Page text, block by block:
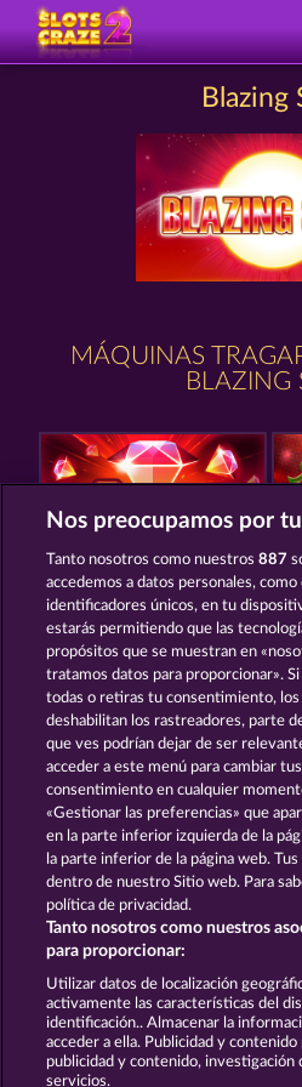
Blazing
MÁQUINAS
BLAZING
5 EMBER WILDS
ROYAL SEVEN
Términos y
Declaración de
Empresa
Enviar solicitud de
Nos preocupamos por
Tanto nosotros como nuestros887
accedemos a datos personales,
identificadores únicos, en tu
estarás permitiendo que las
propósitos que se muestran en
tratamos datos para proporcionar». Si
todas o retiras tu consentimiento, los
deshabilitan los rastreadores, parte
que ves podrían dejar de ser
acceder a este menú para cambiar
consentimiento en cualquier
«Gestionar las preferencias» que
en la parte inferior izquierda de la
la parte inferior de la página web.
dentro de nuestro Sitio web. Para
política de privacidad.
Tanto nosotros como nuestros
para proporcionar:
Utilizar datos de localización
activamente las características del
identificación.. Almacenar la
acceder a ella. Publicidad y
publicidad y contenido, investigación
servicios.